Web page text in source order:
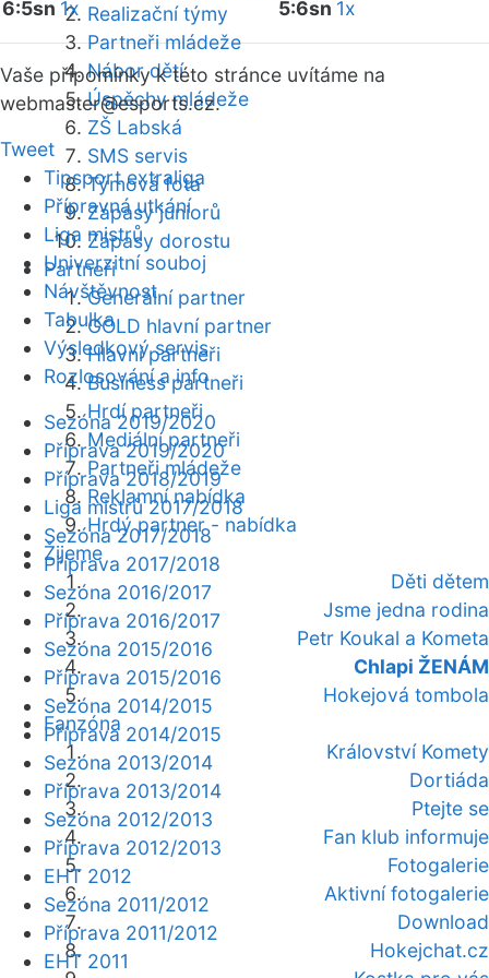
Realizační týmy
Partneři mládeže
Nábor dětí
Úspěchy mládeže
ZŠ Labská
SMS servis
Týmová fota
Zápasy juniorů
Zápasy dorostu
Partneři
Generální partner
GOLD hlavní partner
Hlavní partneři
Business partneři
Hrdí partneři
Mediální partneři
Partneři mládeže
Reklamní nabídka
Hrdý partner - nabídka
Žijeme
Děti dětem
Jsme jedna rodina
Petr Koukal a Kometa
Chlapi ŽENÁM
Hokejová tombola
Fanzóna
Království Komety
Dortiáda
Ptejte se
Fan klub informuje
Fotogalerie
Aktivní fotogalerie
Download
Hokejchat.cz
6:5sn 1x
5:6sn 1x
Vaše připomínky k této stránce uvítáme na
webmaster@esports.cz.
Tweet
Tipsport extraliga
Přípravná utkání
Liga mistrů
Univerzitní souboj
Návštěvnost
Tabulka
Výsledkový servis
Rozlosování a info
Sezóna 2019/2020
Příprava 2019/2020
Příprava 2018/2019
Liga mistrů 2017/2018
Sezóna 2017/2018
Příprava 2017/2018
Sezóna 2016/2017
Příprava 2016/2017
Sezóna 2015/2016
Příprava 2015/2016
Sezóna 2014/2015
Příprava 2014/2015
Sezóna 2013/2014
Příprava 2013/2014
Sezóna 2012/2013
Příprava 2012/2013
EHT 2012
Sezóna 2011/2012
Příprava 2011/2012
EHT 2011